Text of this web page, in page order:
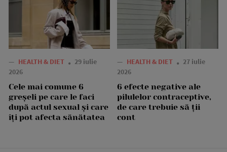
— HEALTH & DIET
29 iulie
2026
Cele mai comune 6
greșeli pe care le faci
după actul sexual și care
îți pot afecta sănătatea
— HEALTH & DIET
27 iulie
2026
6 efecte negative ale
pilulelor contraceptive,
de care trebuie să ții
cont